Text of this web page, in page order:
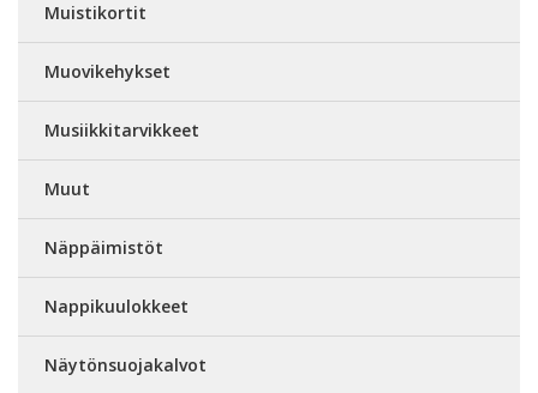
Muistikortit
Muovikehykset
Musiikkitarvikkeet
Muut
Näppäimistöt
Nappikuulokkeet
Näytönsuojakalvot